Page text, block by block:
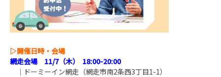
▷開催日時・会場
網走会場 11/7（木） 18:00-20:00
｜ドーミーイン網走（網走市南2条西3丁目1-1）